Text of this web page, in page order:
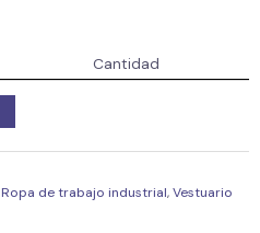
Cantidad
Ropa de trabajo industrial,Vestuario